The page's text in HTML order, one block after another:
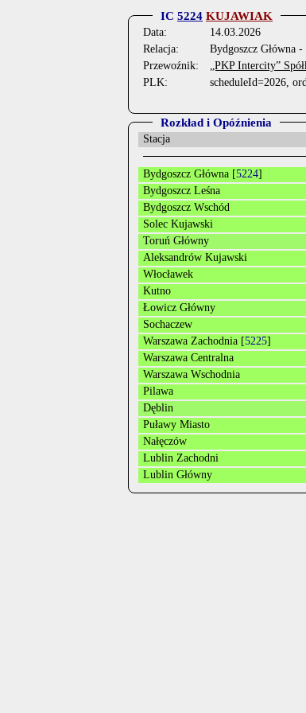
IC 5224 KUJAWIAK
Data:
14.03.2026
Relacja:
Bydgoszcz Główna
Przewoźnik:
„PKP Intercity”
PLK:
scheduleId=2026,
Rozkład i Opóźnienia
Stacja
Bydgoszcz Główna [5224]
Bydgoszcz Leśna
Bydgoszcz Wschód
Solec Kujawski
Toruń Główny
Aleksandrów Kujawski
Włocławek
Kutno
Łowicz Główny
Sochaczew
Warszawa Zachodnia [5225]
Warszawa Centralna
Warszawa Wschodnia
Pilawa
Dęblin
Puławy Miasto
Nałęczów
Lublin Zachodni
Lublin Główny